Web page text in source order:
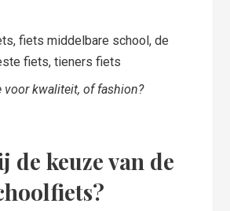
voor kwaliteit, of fashion?
de keuze van de